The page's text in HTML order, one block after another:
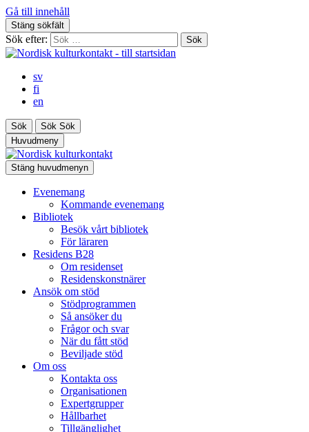
Gå till innehåll
Stäng sökfält
Sök efter:
sv
fi
en
Sök Sök Sök
Huvudmeny
Stäng huvudmenyn
Evenemang
Kommande evenemang
Bibliotek
Besök vårt bibliotek
För läraren
Residens B28
Om residenset
Residenskonstnärer
Ansök om stöd
Stödprogrammen
Så ansöker du
Frågor och svar
När du fått stöd
Beviljade stöd
Om oss
Kontakta oss
Organisationen
Expertgrupper
Hållbarhet
Tillgänglighet